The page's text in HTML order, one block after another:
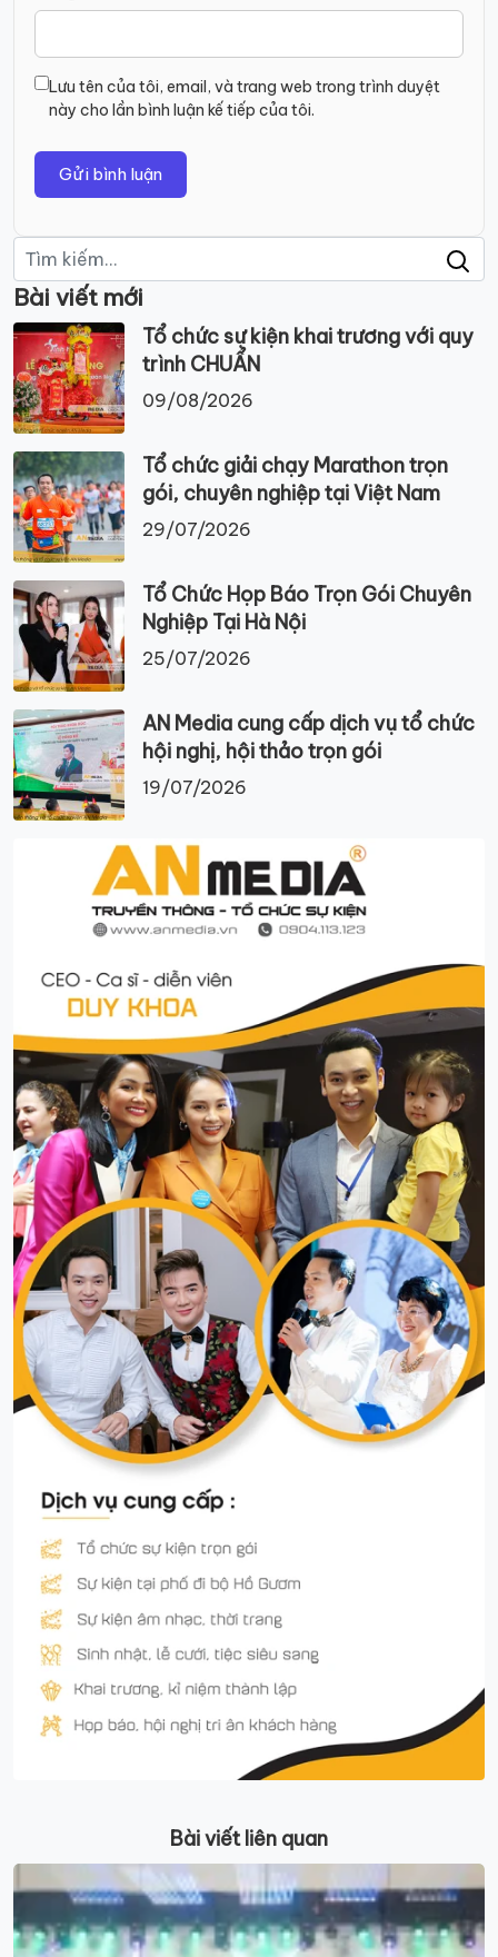
Lưu tên của tôi, email, và trang web trong trình duyệt
này cho lần bình luận kế tiếp của tôi.
Tìm
kiếm:
Bài viết mới
Tổ chức sự kiện khai trương với quy
trình CHUẨN
09/08/2026
Tổ chức giải chạy Marathon trọn
gói, chuyên nghiệp tại Việt Nam
29/07/2026
Tổ Chức Họp Báo Trọn Gói Chuyên
Nghiệp Tại Hà Nội
25/07/2026
AN Media cung cấp dịch vụ tổ chức
hội nghị, hội thảo trọn gói
19/07/2026
Bài viết liên quan